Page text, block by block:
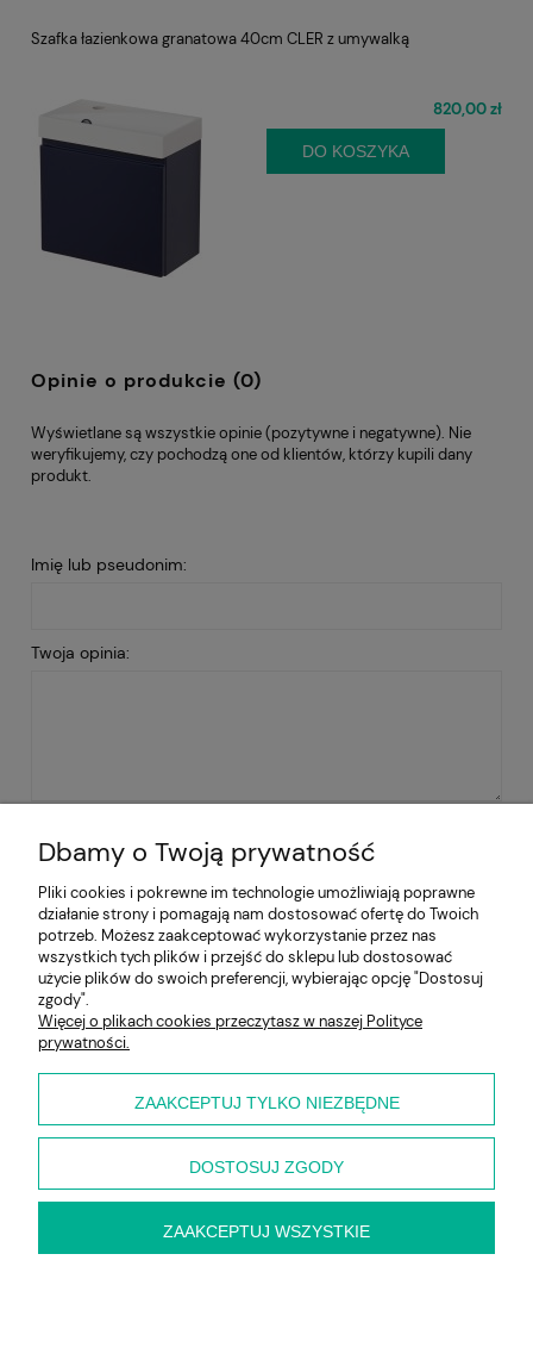
Szafka łazienkowa granatowa 40cm CLER z umywalką
820,00 zł
DO KOSZYKA
Opinie o produkcie (0)
Wyświetlane są wszystkie opinie (pozytywne i negatywne). Nie
weryfikujemy, czy pochodzą one od klientów, którzy kupili dany
produkt.
Imię lub pseudonim:
Twoja opinia:
Pomoc
Moje konto
Płatności i dostawa
Dbamy o Twoją prywatność
Pliki cookies i pokrewne im technologie umożliwiają poprawne
działanie strony i pomagają nam dostosować ofertę do Twoich
potrzeb. Możesz zaakceptować wykorzystanie przez nas
wszystkich tych plików i przejść do sklepu lub dostosować
użycie plików do swoich preferencji, wybierając opcję "Dostosuj
zgody".
Więcej o plikach cookies przeczytasz w naszej Polityce
prywatności.
ZAAKCEPTUJ TYLKO NIEZBĘDNE
DOSTOSUJ ZGODY
ZAAKCEPTUJ WSZYSTKIE